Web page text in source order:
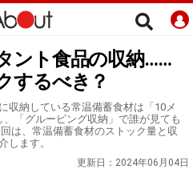
ント食品の収納……
するべき？
収納している常温備蓄食材は「10メ
「グルーピング収納」で誰が見ても
は、常温備蓄食材のストック量と収
します。
更新日： 2024年06月04日